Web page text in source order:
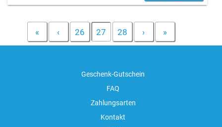
« ‹ 26 27 28 › »
Geschenk-Gutschein
FAQ
Zahlungsarten
Kontakt